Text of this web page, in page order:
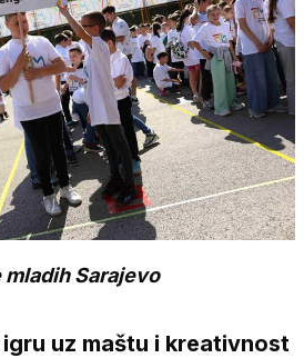
Sarajevo
uz maštu i kreativnost